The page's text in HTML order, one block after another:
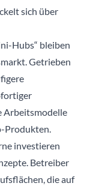
sich über
Hubs“ bleiben
Getrieben
Arbeitsmodelle
Produkten.
investieren
Betreiber
die auf